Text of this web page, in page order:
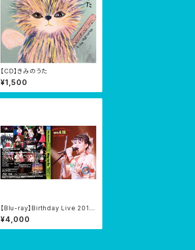
【CD】きみのうた
¥1,500
【Blu-ray】Birthday Live 2018
『Way to Go』@伝承ホール 201
8/04/18
¥4,000